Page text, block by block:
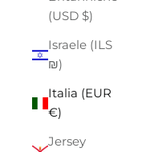
(USD $)
Israele (ILS
₪)
Italia (EUR
€)
Jersey